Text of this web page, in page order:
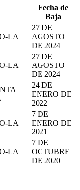
Fecha de
Baja
LA
27 DE
AGOSTO
DE 2024
LA
27 DE
AGOSTO
DE 2024
24 DE
ENERO DE
2022
LA
7 DE
ENERO DE
2021
LA
7 DE
OCTUBRE
DE 2020